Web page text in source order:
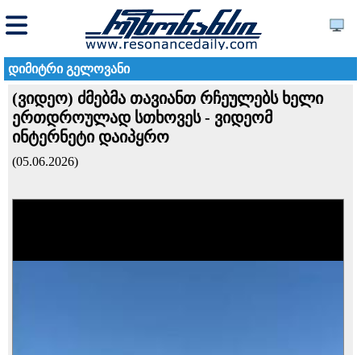
დიმიტრი გელოვანი
(ვიდეო) ძმებმა თავიანთ რჩეულებს ხელი
ერთდროულად სთხოვეს - ვიდეომ
ინტერნეტი დაიპყრო
(05.06.2026)